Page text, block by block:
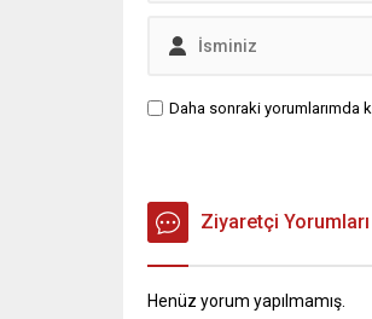
Daha sonraki yorumlarımda
Ziyaretçi
Henüz yorum yapılmamış.